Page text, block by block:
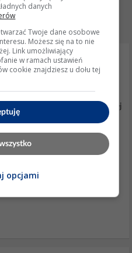
na
robic z
i tak dalej
ci zlecenie i spławią na
reklamacja
to z powodzeniem można
danych
Twoje dane osobowe
Możesz się na to nie
Link umożliwiający
w ramach ustawień
cookie znajdziesz u dołu tej
opcjami